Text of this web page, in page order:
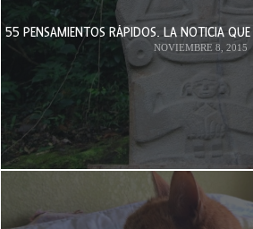
55 PENSAMIENTOS RÁPIDOS. LA NOTICIA
NOVIEMBRE 8, 2015